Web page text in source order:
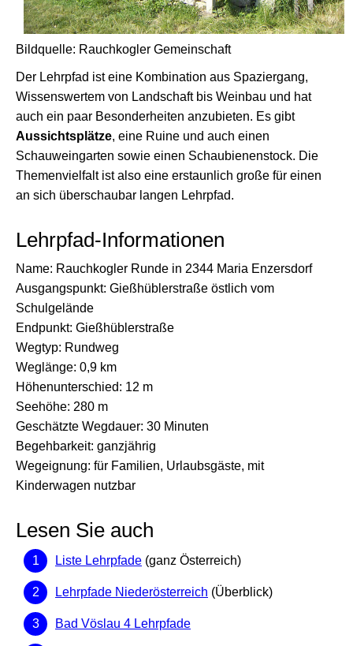
Bildquelle: Rauchkogler Gemeinschaft
Der Lehrpfad ist eine Kombination aus Spaziergang,
Wissenswertem von Landschaft bis Weinbau und hat
auch ein paar Besonderheiten anzubieten. Es gibt
Aussichtsplätze, eine Ruine und auch einen
Schauweingarten sowie einen Schaubienenstock. Die
Themenvielfalt ist also eine erstaunlich große für einen
an sich überschaubar langen Lehrpfad.
Lehrpfad-Informationen
Name: Rauchkogler Runde in 2344 Maria Enzersdorf
Ausgangspunkt: Gießhüblerstraße östlich vom
Schulgelände
Endpunkt: Gießhüblerstraße
Wegtyp: Rundweg
Weglänge: 0,9 km
Höhenunterschied: 12 m
Seehöhe: 280 m
Geschätzte Wegdauer: 30 Minuten
Begehbarkeit: ganzjährig
Wegeignung: für Familien, Urlaubsgäste, mit
Kinderwagen nutzbar
Lesen Sie auch
Liste Lehrpfade (ganz Österreich)
Lehrpfade Niederösterreich (Überblick)
Bad Vöslau 4 Lehrpfade